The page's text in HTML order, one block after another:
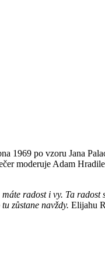
1969 po vzoru Jana
moderuje Adam
radost i vy. Ta radost
zůstane navždy. Elijahu